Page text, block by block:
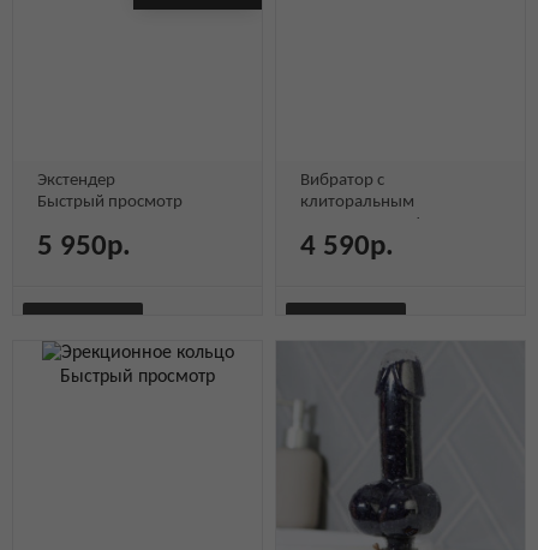
Экстендер
Быстрый просмотр
5 950р.
БЫСТРЫЙ
Вибратор с
клиторальным
стимулятором Jos
Быстрый просмотр
4 590р.
ПРОСМОТР Быстрый
Быстрый просмотр